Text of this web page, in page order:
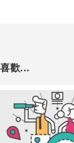
歡...